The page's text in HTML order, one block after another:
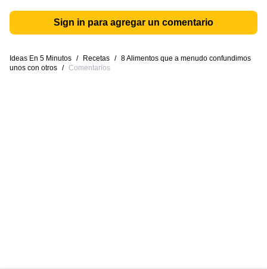
Sign in para agregar un comentario
Ideas En 5 Minutos / Recetas / 8 Alimentos que a menudo confundimos
unos con otros / Comentarios